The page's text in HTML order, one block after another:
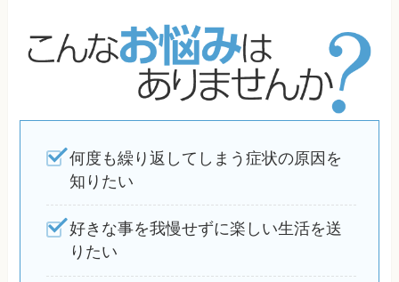
何度も繰り返してしまう症状の原因を
知りたい
好きな事を我慢せずに楽しい生活を送
りたい